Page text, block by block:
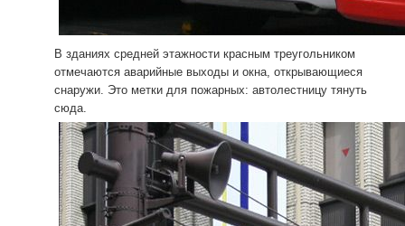
В зданиях средней этажности красным треугольником
отмечаются аварийные выходы и окна, открывающиеся
снаружи. Это метки для пожарных: автолестницу тянуть
сюда.